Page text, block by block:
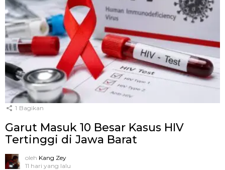
1 Bagikan
Garut Masuk 10 Besar Kasus HIV
Tertinggi di Jawa Barat
oleh Kang Zey
11 hari yang lalu